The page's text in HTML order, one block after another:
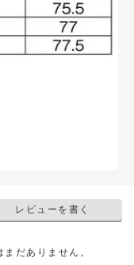
レビューを書く
だありません。